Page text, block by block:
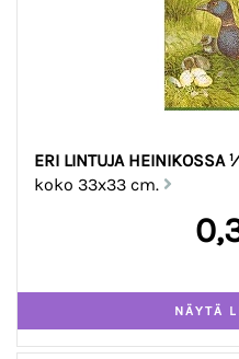
ERI LINTUJA HEINIKOSSA
koko 33x33 cm.